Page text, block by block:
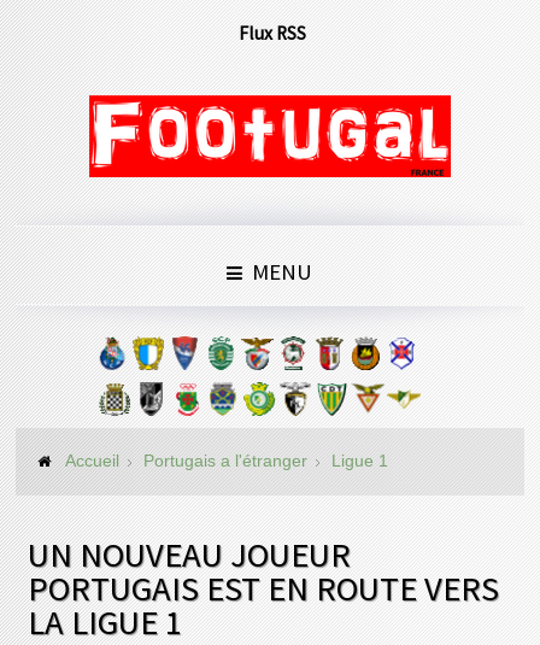
Flux RSS
MENU
Accueil Portugais a l'étranger Ligue 1
UN NOUVEAU JOUEUR
PORTUGAIS EST EN ROUTE VERS
LA LIGUE 1